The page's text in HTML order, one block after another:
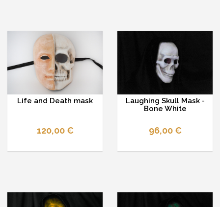
Life and Death mask
120,00 €
Laughing Skull Mask -
Bone White
96,00 €